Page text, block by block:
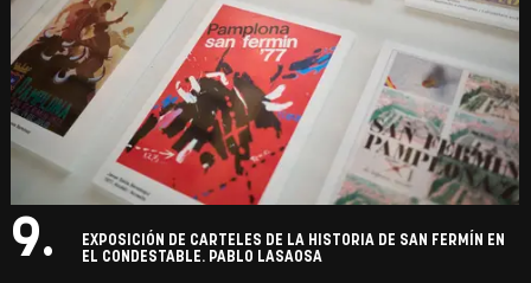
9.
EXPOSICIÓN DE CARTELES DE LA HISTORIA DE SAN FERMÍN EN
EL CONDESTABLE. PABLO LASAOSA